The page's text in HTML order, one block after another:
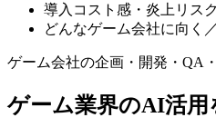
導入コスト感・炎上リス
どんなゲーム会社に向く
ゲーム会社の企画・開発・QA
ゲーム業界のAI活